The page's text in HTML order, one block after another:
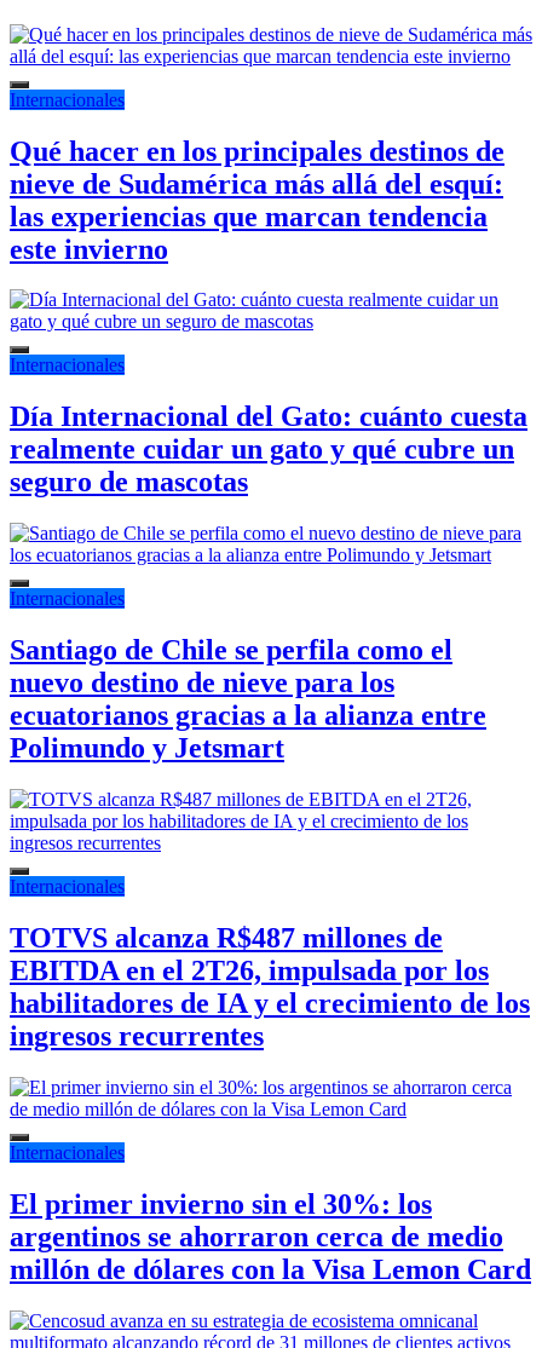
Internacionales
Qué hacer en los principales destinos de
nieve de Sudamérica más allá del esquí:
las experiencias que marcan tendencia
este invierno
Internacionales
Día Internacional del Gato: cuánto cuesta
realmente cuidar un gato y qué cubre un
seguro de mascotas
Internacionales
Santiago de Chile se perfila como el
nuevo destino de nieve para los
ecuatorianos gracias a la alianza entre
Polimundo y Jetsmart
Internacionales
TOTVS alcanza R$487 millones de
EBITDA en el 2T26, impulsada por los
habilitadores de IA y el crecimiento de los
ingresos recurrentes
Internacionales
El primer invierno sin el 30%: los
argentinos se ahorraron cerca de medio
millón de dólares con la Visa Lemon Card